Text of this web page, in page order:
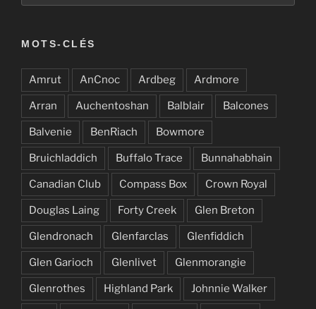
MOTS-CLÉS
Amrut AnCnoc Ardbeg Ardmore
Arran Auchentoshan Balblair Balcones
Balvenie BenRiach Bowmore
Bruichladdich Buffalo Trace Bunnahabhain
Canadian Club Compass Box Crown Royal
Douglas Laing Forty Creek Glen Breton
Glendronach Glenfarclas Glenfiddich
Glen Garioch Glenlivet Glenmorangie
Glenrothes Highland Park Johnnie Walker